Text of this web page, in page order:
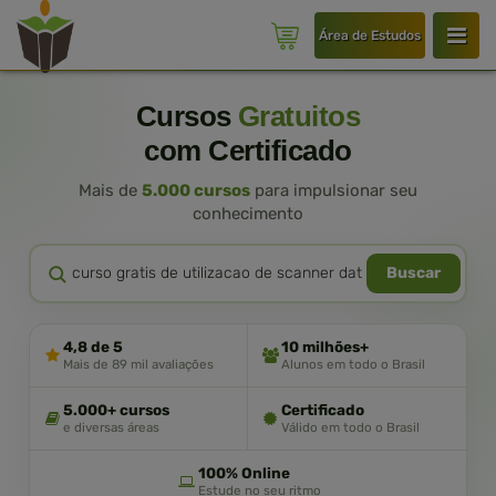
Área de Estudos
Cursos Gratuitos
com Certificado
Mais de 5.000 cursos para impulsionar seu
conhecimento
Buscar
4,8 de 5
Mais de 89 mil avaliações
10 milhões+
Alunos em todo o Brasil
5.000+ cursos
e diversas áreas
Certificado
Válido em todo o Brasil
100% Online
Estude no seu ritmo